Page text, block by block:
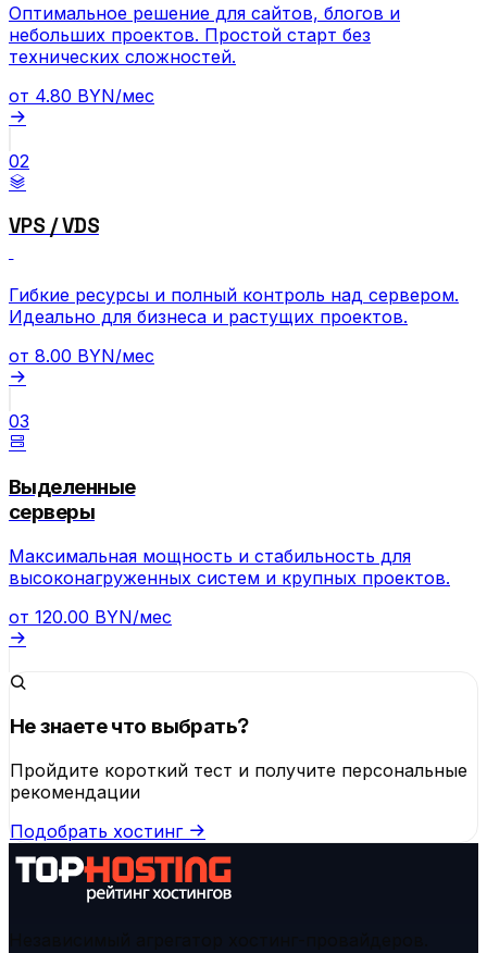
Оптимальное решение для сайтов, блогов и
небольших проектов. Простой старт без
технических сложностей.
от 4.80 BYN/мес
02
VPS / VDS
Гибкие ресурсы и полный контроль над сервером.
Идеально для бизнеса и растущих проектов.
от 8.00 BYN/мес
03
Выделенные
серверы
Максимальная мощность и стабильность для
высоконагруженных систем и крупных проектов.
от 120.00 BYN/мес
Не знаете что выбрать?
Пройдите короткий тест и получите персональные
рекомендации
Подобрать хостинг